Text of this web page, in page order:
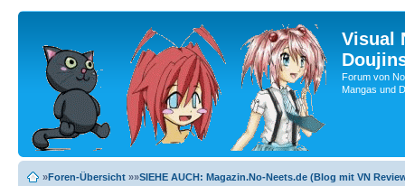
Visual
Forum von
Mangas und
»Foren-Übersicht »»SIEHE AUCH: Magazin.No-Neets.de (Blog mit VN